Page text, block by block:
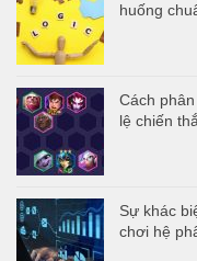
huống
Cách
lệ chiến
Sự khác
chơi hệ